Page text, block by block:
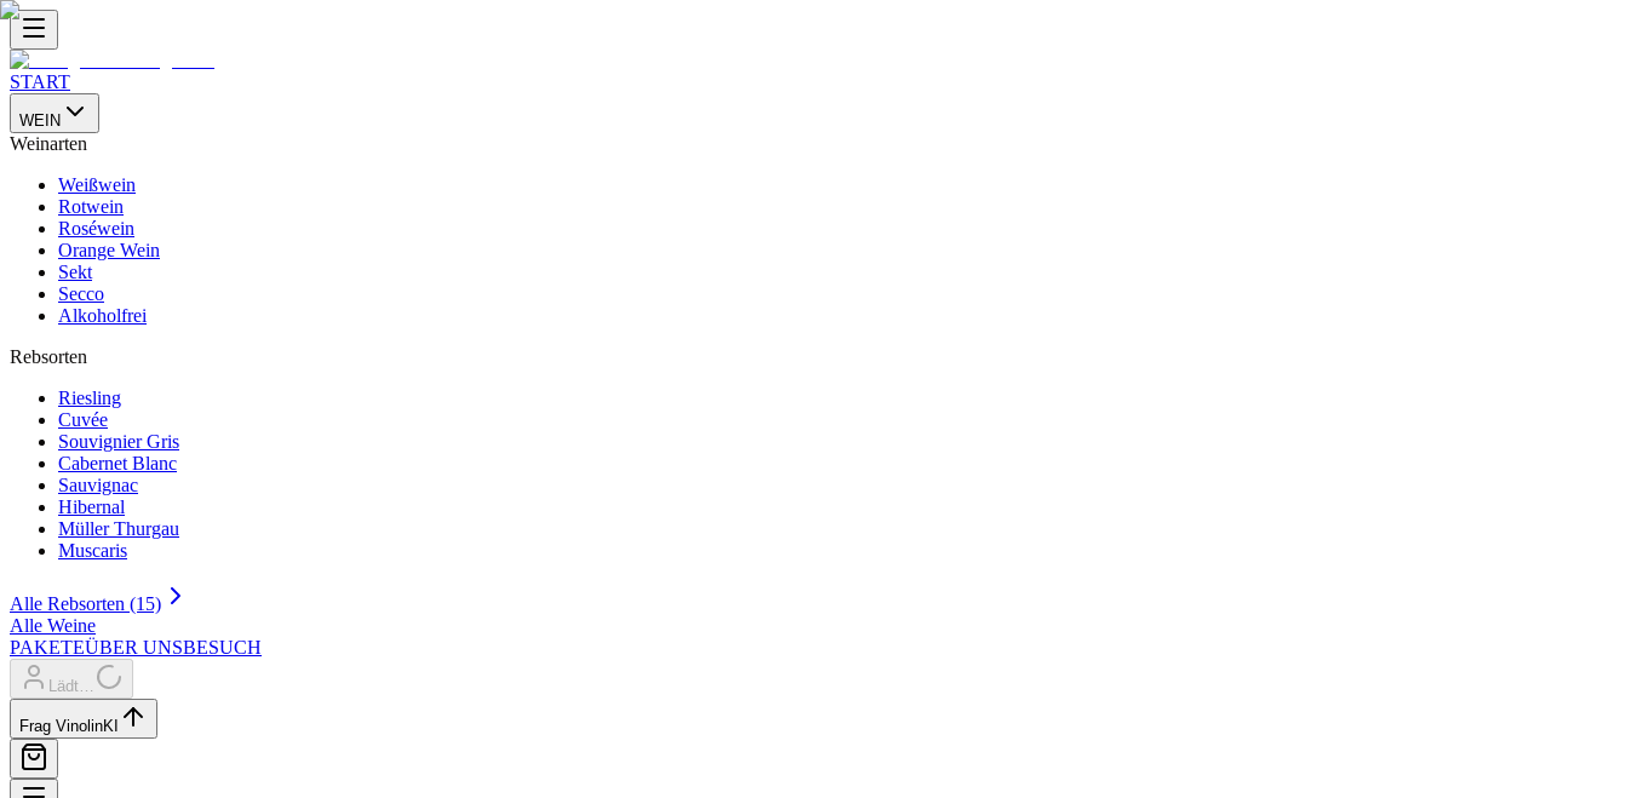
START
WEIN
Weinarten
Weißwein
Rotwein
Roséwein
Orange Wein
Sekt
Secco
Alkoholfrei
Rebsorten
Riesling
Cuvée
Souvignier Gris
Cabernet Blanc
Sauvignac
Hibernal
Müller Thurgau
Muscaris
Alle Rebsorten (15)
Alle Weine
PAKETEÜBER UNSBESUCH
Lädt…
Frag VinolinKI